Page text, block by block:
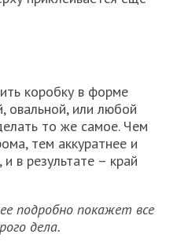
коробку в форме
овальной, или любой
то же самое. Чем
тем аккуратнее и
в результате – край
подробно покажет все
дела.